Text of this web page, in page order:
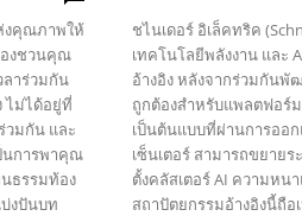
งคุณภาพให้
งชวนคุณ
ลาร่วมกัน
ไม่ได้อยู่ที่
วมกัน และ
นการพาคุณ
ธรรมท้อง
งปันบท
ชไนเดอร์ อิเล็คทริค
เทคโนโลยีพลังงาน และ
อ้างอิง หลังจากร่วมกันพั
ถูกต้องสำหรับแพลตฟอร์ม
เป็นต้นแบบที่ผ่านการออ
เซ็นเตอร์ สามารถขยาย
ตั้งคลัสเตอร์ AI ความหน
สถาปัตยกรรมอ้างอิงนี้ถื